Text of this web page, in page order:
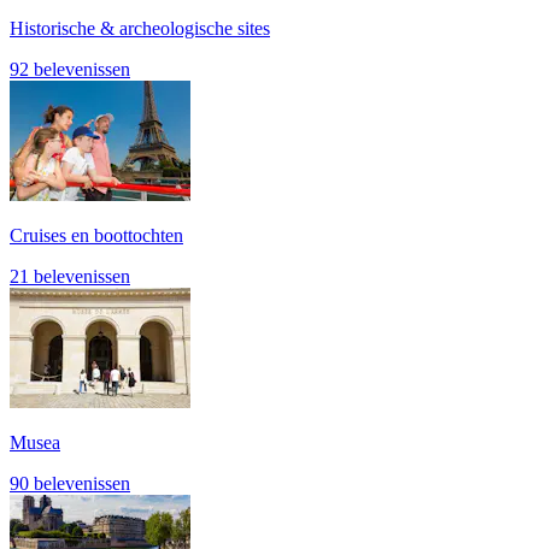
Historische & archeologische sites
92 belevenissen
Cruises en boottochten
21 belevenissen
Musea
90 belevenissen